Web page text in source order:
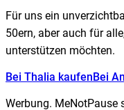
Für uns ein
50ern, aber auch für
unterstützen möchten.
Bei Thalia kaufen Bei
Werbung. MeNotPause